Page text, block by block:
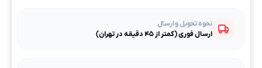
نحوه تحویل و ارسال
ارسال فوری (کمتر از ۴۵ دقیقه در تهران)